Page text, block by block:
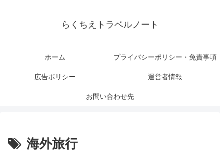
らくちえトラベルノート
ホーム プライバシーポリシー・免責事項
広告ポリシー 運営者情報
お問い合わせ先
海外旅行